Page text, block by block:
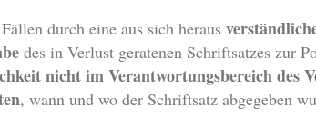
durch eine aus sich heraus
des in Verlust geratenen Schriftsatzes zur
nicht im Verantwortungsbereich des
, wann und wo der Schriftsatz abgegeben